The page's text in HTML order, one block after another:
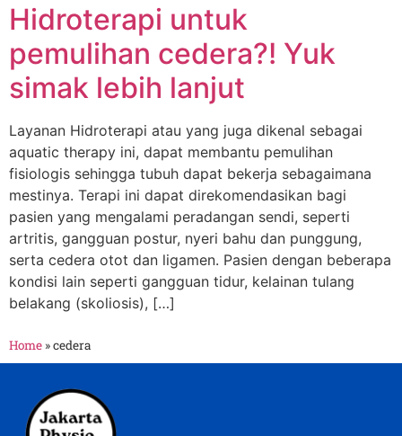
Hidroterapi untuk
pemulihan cedera?! Yuk
simak lebih lanjut
Layanan Hidroterapi atau yang juga dikenal sebagai
aquatic therapy ini, dapat membantu pemulihan
fisiologis sehingga tubuh dapat bekerja sebagaimana
mestinya. Terapi ini dapat direkomendasikan bagi
pasien yang mengalami peradangan sendi, seperti
artritis, gangguan postur, nyeri bahu dan punggung,
serta cedera otot dan ligamen. Pasien dengan beberapa
kondisi lain seperti gangguan tidur, kelainan tulang
belakang (skoliosis), […]
Home »cedera